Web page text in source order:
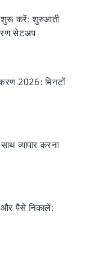
शुरू करें: शुरुआती
सेटअप
2026: मिनटों
व्यापार करना
पैसे निकालें: